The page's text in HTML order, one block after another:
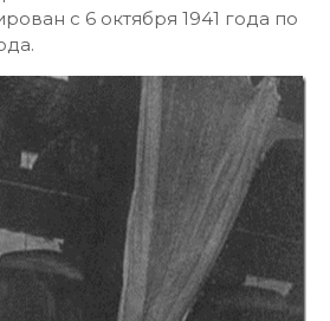
с 6 октября 1941 года по